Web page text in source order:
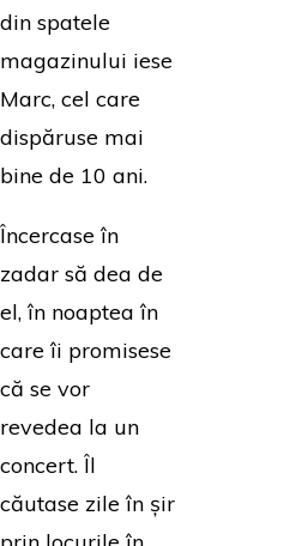
din spatele
magazinului iese
Marc, cel care
dispăruse mai
bine de 10 ani.
Încercase în
zadar să dea de
el, în noaptea în
care îi promisese
că se vor
revedea la un
concert. Îl
căutase zile în șir